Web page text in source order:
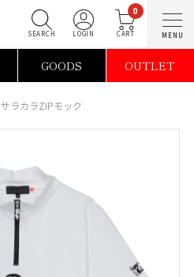
0
GOODS OUTLET
サラカラZIPモック